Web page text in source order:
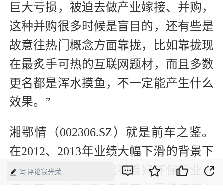
巨大亏损，被迫去做产业嫁接、并购，
这种并购很多时候是盲目的，还有些是
故意往热门概念方面靠拢，比如靠拢现
在最炙手可热的互联网题材，而且多数
更名都是浑水摸鱼，不一定能产生什么
效果。”
湘鄂情（002306.SZ）就是前车之鉴。
在2012、2013年业绩大幅下滑的背景下
开始转型，湘鄂情起初看好环保行业，
写评论我光荣